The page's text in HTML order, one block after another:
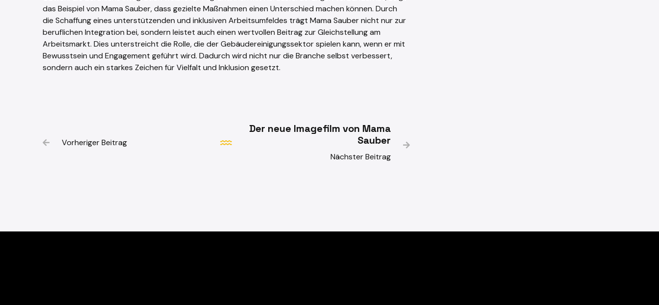
das Beispiel von Mama Sauber, dass gezielte Maßnahmen einen Unterschied machen können. Durch
die Schaffung eines unterstützenden und inklusiven Arbeitsumfeldes trägt Mama Sauber nicht nur zur
beruflichen Integration bei, sondern leistet auch einen wertvollen Beitrag zur Gleichstellung am
Arbeitsmarkt. Dies unterstreicht die Rolle, die der Gebäudereinigungssektor spielen kann, wenn er mit
Bewusstsein und Engagement geführt wird. Dadurch wird nicht nur die Branche selbst verbessert,
sondern auch ein starkes Zeichen für Vielfalt und Inklusion gesetzt.
 Vorheriger Beitrag
Der neue Imagefilm von Mama
Sauber
Nächster Beitrag
